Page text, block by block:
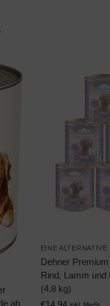
ab
EINE ALTERNATIVE
Dehner
Rind, Lamm und
(4.8 kg)